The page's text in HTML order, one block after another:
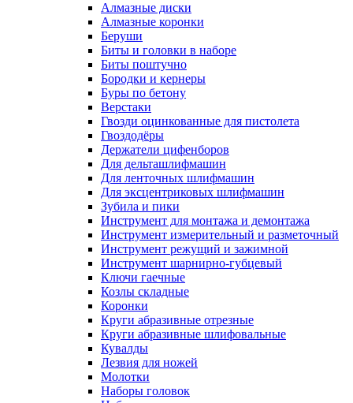
Алмазные диски
Алмазные коронки
Беруши
Биты и головки в наборе
Биты поштучно
Бородки и кернеры
Буры по бетону
Верстаки
Гвозди оцинкованные для пистолета
Гвоздодёры
Держатели цифенборов
Для дельташлифмашин
Для ленточных шлифмашин
Для эксцентриковых шлифмашин
Зубила и пики
Инструмент для монтажа и демонтажа
Инструмент измерительный и разметочный
Инструмент режущий и зажимной
Инструмент шарнирно-губцевый
Ключи гаечные
Козлы складные
Коронки
Круги абразивные отрезные
Круги абразивные шлифовальные
Кувалды
Лезвия для ножей
Молотки
Наборы головок